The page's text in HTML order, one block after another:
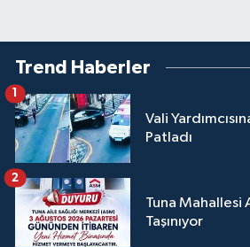
Trend Haberler
Vali
Patladı
Tuna Mahallesi
Taşınıyor
2